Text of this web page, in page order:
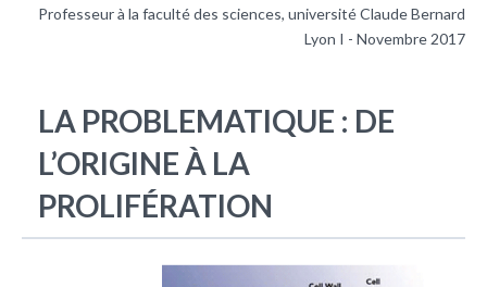
Professeur à la faculté des sciences, université Claude Bernard
Lyon I - Novembre 2017
LA PROBLEMATIQUE : DE
L’ORIGINE À LA
PROLIFÉRATION